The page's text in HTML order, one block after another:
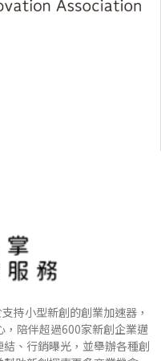
持小型新創的創業加速器，
陪伴超過600家新創企業邁
、行銷曝光，並舉辦各種創